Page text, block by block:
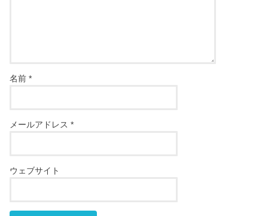
名前*
メールアドレス*
ウェブサイト